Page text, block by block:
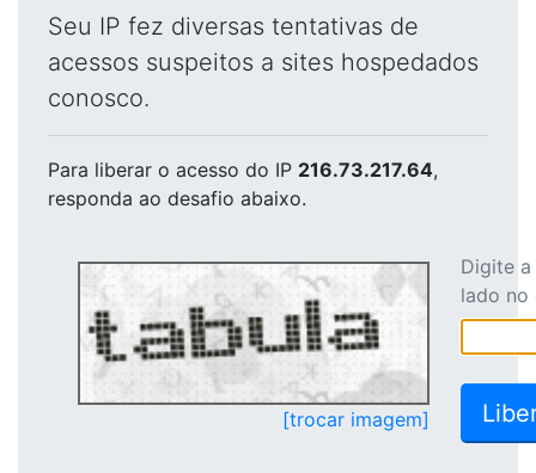
Seu IP fez diversas tentativas de
acessos suspeitos a sites hospedados
conosco.
Para liberar o acesso do IP 216.73.217.64,
responda ao desafio abaixo.
[trocar imagem]
Digite
lado no